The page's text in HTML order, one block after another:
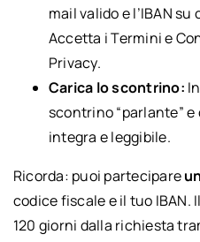
mail valido e l’IBAN
Accetta i Termini e
Privacy.
Carica lo scontrino:
scontrino “parlante”
integra e leggibile.
Ricorda: puoi partecipare
codice fiscale e il tuo
120 giorni dalla richiesta